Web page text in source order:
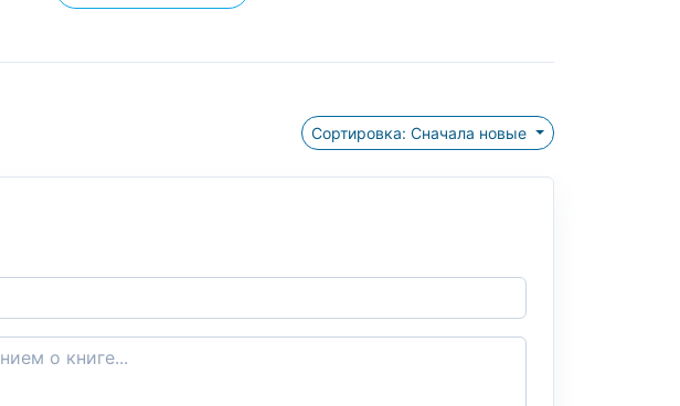
Сортировка: Сначала новые